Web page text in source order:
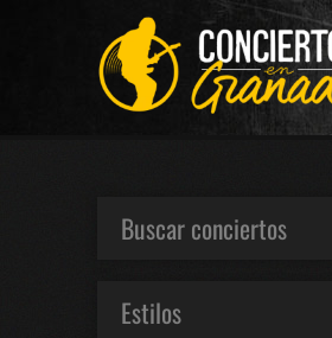
Buscar conciertos
Estilos